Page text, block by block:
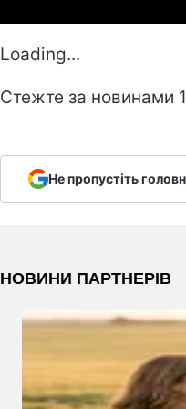
Loading...
Стежте за новинами
Не пропустіть